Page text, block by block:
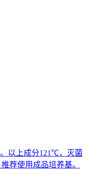
以上成分121℃，灭菌
荐使用成品培养基。